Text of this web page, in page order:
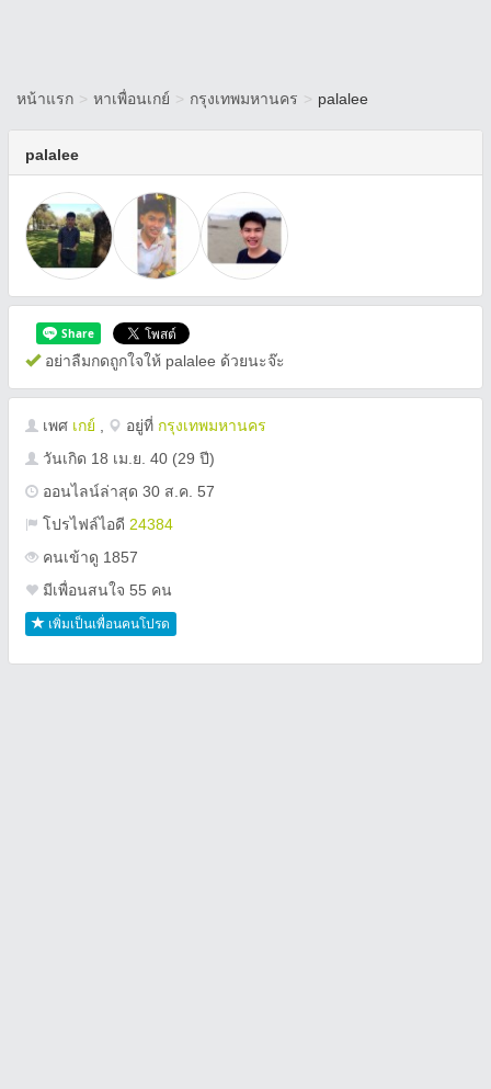
หน้าแรก > หาเพื่อนเกย์ > กรุงเทพมหานคร > palalee
palalee
อย่าลืมกดถูกใจให้ palalee ด้วยนะจ๊ะ
เพศ เกย์ อยู่ที่ กรุงเทพมหานคร
วันเกิด 18 เม.ย. 40 (29 ปี)
ออนไลน์ล่าสุด 30 ส.ค. 57
โปรไฟล์ไอดี 24384
คนเข้าดู 1857
มีเพื่อนสนใจ 55 คน
เพิ่มเป็นเพื่อนคนโปรด